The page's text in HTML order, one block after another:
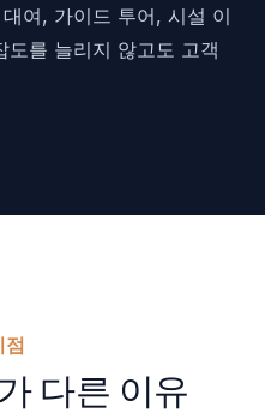
여, 가이드 투어, 시설 이
도를 늘리지 않고도 고객
점
다른 이유